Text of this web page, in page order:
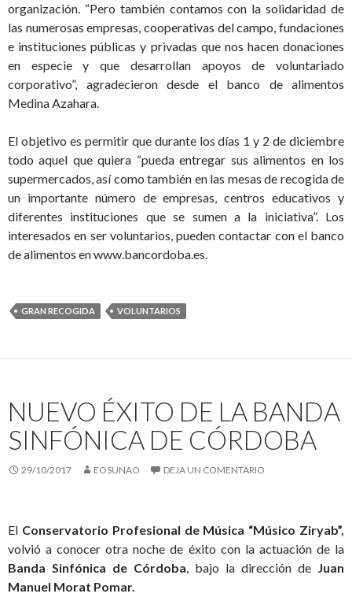
organización. “Pero también contamos con la solidaridad de
las numerosas empresas, cooperativas del campo, fundaciones
e instituciones públicas y privadas que nos hacen donaciones
en especie y que desarrollan apoyos de voluntariado
corporativo”, agradecieron desde el banco de alimentos
Medina Azahara.
El objetivo es permitir que durante los días 1 y 2 de diciembre
todo aquel que quiera “pueda entregar sus alimentos en los
supermercados, así como también en las mesas de recogida de
un importante número de empresas, centros educativos y
diferentes instituciones que se sumen a la iniciativa”. Los
interesados en ser voluntarios, pueden contactar con el banco
de alimentos en www.bancordoba.es.
GRAN RECOGIDA VOLUNTARIOS
NUEVO ÉXITO DE LA BANDA
SINFÓNICA DE CÓRDOBA
29/10/2017 EOSUNAO DEJA UN COMENTARIO
El Conservatorio Profesional de Música “Músico Ziryab”,
volvió a conocer otra noche de éxito con la actuación de la
Banda Sinfónica de Córdoba, bajo la dirección de Juan
Manuel Morat Pomar.